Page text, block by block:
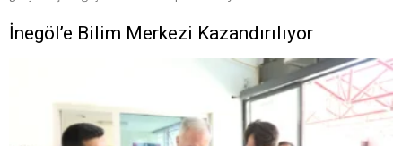
İnegöl’e Bilim Merkezi Kazandırılıyor